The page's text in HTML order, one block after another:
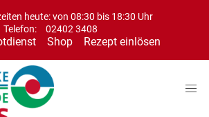
heute: von 08:30 bis 18:30 Uhr
Telefon:
02402 3408
Shop Rezept einlösen